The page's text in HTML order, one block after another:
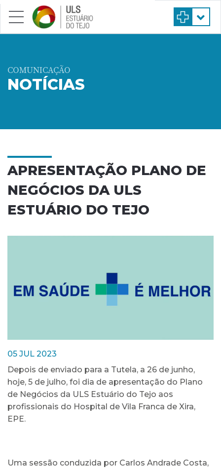
Saltar para conteúdo principal
COMUNICAÇÃO
NOTÍCIAS
APRESENTAÇÃO PLANO DE
NEGÓCIOS DA ULS
ESTUÁRIO DO TEJO
05 JUL 2023
Depois de enviado para a Tutela, a 26 de junho,
hoje, 5 de julho, foi dia de apresentação do Plano
de Negócios da ULS Estuário do Tejo aos
profissionais do Hospital de Vila Franca de Xira,
EPE.
Uma sessão conduzida por Carlos Andrade Costa,